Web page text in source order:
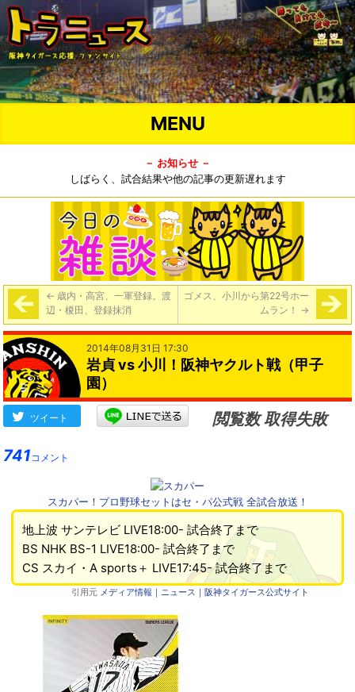
MENU
－ お知らせ －
しばらく、試合結果や他の記事の更新遅れます
← 歳内・高宮、一軍登録。渡
辺・榎田、登録抹消
ゴメス、小川から第22号ホー
ムラン！ →
2014年08月31日 17:30
岩貞 vs 小川！阪神ヤクルト戦（甲子
園）
ツイート
閲覧数 取得失敗
741コメント
スカパー！プロ野球セットはセ・パ公式戦 全試合放送！
地上波 サンテレビ LIVE18:00- 試合終了まで
BS NHK BS-1 LIVE18:00- 試合終了まで
CS スカイ・A sports＋ LIVE17:45- 試合終了まで
引用元 メディア情報｜ニュース｜阪神タイガース公式サイト